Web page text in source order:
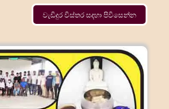
වැඩිදුර විස්තර සදහා පිවිසෙන්න